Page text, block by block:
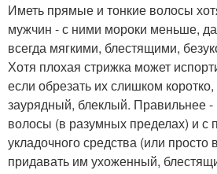
Иметь прямые и тонкие волосы
мужчин - с ними мороки меньше,
всегда мягкими, блестящими,
Хотя плохая стрижка может
если обрезать их слишком
заурядный, блеклый. Правильнее -
волосы (в разумных пределах) и с
укладочного средства (или просто
придавать им ухоженный,